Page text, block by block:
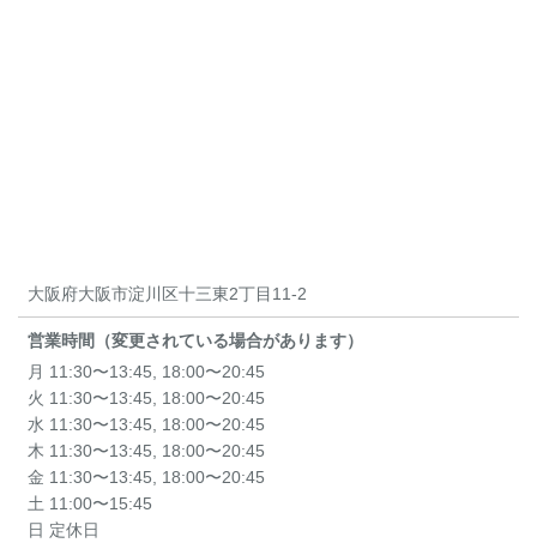
大阪府大阪市淀川区十三東2丁目11-2
営業時間（変更されている場合があります）
月 11:30〜13:45, 18:00〜20:45
火 11:30〜13:45, 18:00〜20:45
水 11:30〜13:45, 18:00〜20:45
木 11:30〜13:45, 18:00〜20:45
金 11:30〜13:45, 18:00〜20:45
土 11:00〜15:45
日 定休日